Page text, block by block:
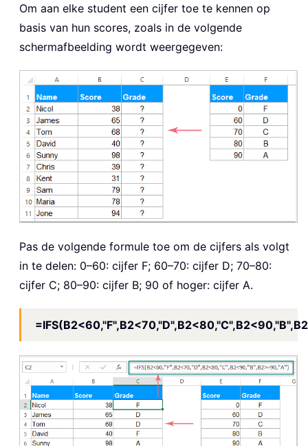
Om aan elke student een cijfer toe te kennen op
basis van hun scores, zoals in de volgende
schermafbeelding wordt weergegeven:
Pas de volgende formule toe om de cijfers als volgt
in te delen: 0–60: cijfer F; 60–70: cijfer D; 70–80:
cijfer C; 80–90: cijfer B; 90 of hoger: cijfer A.